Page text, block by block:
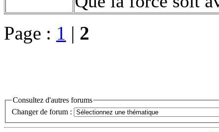
Page : 1 | 2
Consultez d'autres forums
Changer de forum :